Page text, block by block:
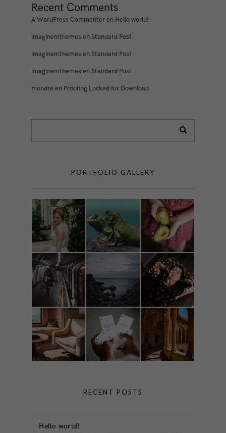
Recent Comments
A WordPress Commenteren Hello world!
imaginemthemes en Standard Post
imaginemthemes en Standard Post
imaginemthemes en Standard Post
mondre en Proofing Locked for Download
PORTFOLIO GALLERY
RECENT POSTS
Hello world!